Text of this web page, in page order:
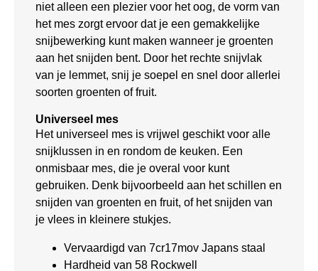
niet alleen een plezier voor het oog, de vorm van
het mes zorgt ervoor dat je een gemakkelijke
snijbewerking kunt maken wanneer je groenten
aan het snijden bent. Door het rechte snijvlak
van je lemmet, snij je soepel en snel door allerlei
soorten groenten of fruit.
Universeel mes
Het universeel mes is vrijwel geschikt voor alle
snijklussen in en rondom de keuken. Een
onmisbaar mes, die je overal voor kunt
gebruiken. Denk bijvoorbeeld aan het schillen en
snijden van groenten en fruit, of het snijden van
je vlees in kleinere stukjes.
Vervaardigd van 7cr17mov Japans staal
Hardheid van 58 Rockwell